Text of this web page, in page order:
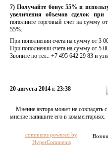
7) Получайте бонус 55% и
увеличения объемов сделок при
пополните торговый счет на сумму
55%.
При пополнении счета на сумму от 3
При пополнении счета на сумму от 5
Звоните по тел.: +7 495 642 29 83 и
20 августа 2014 г. 23:38
Мнение автора может не совпадать
мнение напишите его в комментариях.
comments powered by
HyperComments